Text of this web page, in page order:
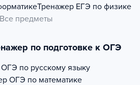
Тренажер ЕГЭ по физике
Все предметы
по подготовке к ОГЭ
ОГЭ по русскому языку
ОГЭ по математике